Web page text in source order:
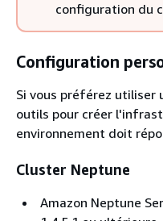
configuration du
Configuration
Si vous préférez utiliser
outils pour créer
environnement doit
Cluster Neptune
Amazon Neptune